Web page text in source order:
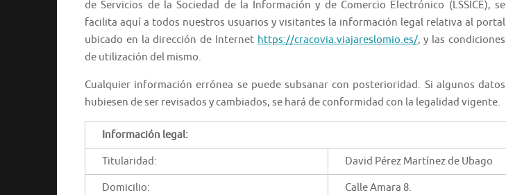
de Servicios de la Sociedad de la Información y de Comercio Electrónico (LSSICE), se
facilita aquí a todos nuestros usuarios y visitantes la información legal relativa al portal
ubicado en la dirección de Internet https://cracovia.viajareslomio.es/, y las condiciones
de utilización del mismo.
Cualquier información errónea se puede subsanar con posterioridad. Si algunos datos
hubiesen de ser revisados y cambiados, se hará de conformidad con la legalidad vigente.
Información legal:
Titularidad:
David Pérez Martínez de Ubago
Domicilio:
Calle Amara 8.